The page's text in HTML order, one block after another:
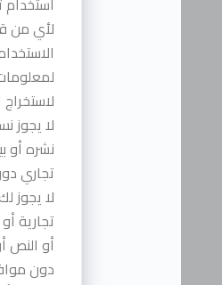
لأي من
لا يجوز
نشره أو
تجاري
لا يجوز
تجارية
أو النص
دون